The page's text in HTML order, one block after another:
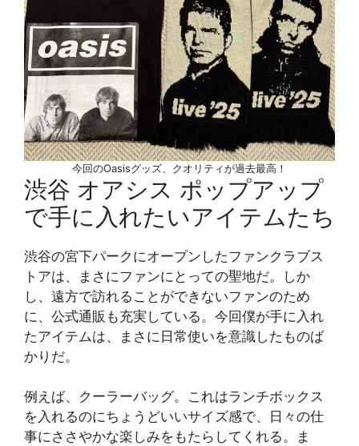
今回のOasisグッズ、クオリティが過去最高！
渋谷 オアシス ポップアップ
で手に入れたいアイテムたち
渋谷の宮下パークにオープンしたファンクラブス
トアは、まさにファンにとっての聖地だ。しか
し、遠方で訪れることができないファンのため
に、公式通販も充実している。今回僕が手に入れ
たアイテムは、まさに日常使いを意識したものば
かりだ。
例えば、クーラーバッグ。これはランチボックス
を入れるのにちょうどいいサイズ感で、日々の仕
事にささやかな楽しみをもたらしてくれる。ま